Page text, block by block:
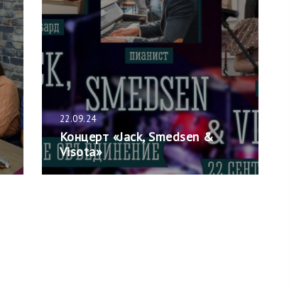
22.09.24
Концерт «Jack, Smedsen &
Visota»